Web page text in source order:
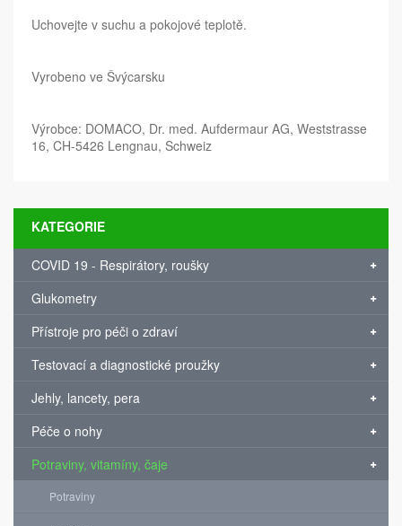
Uchovejte v suchu a pokojové teplotě.
Vyrobeno ve Švýcarsku
Výrobce: DOMACO, Dr. med. Aufdermaur AG, Weststrasse
16, CH-5426 Lengnau, Schweiz
KATEGORIE
COVID 19 - Respirátory, roušky
Glukometry
Přístroje pro péči o zdraví
Testovací a diagnostické proužky
Jehly, lancety, pera
Péče o nohy
Potraviny, vitamíny, čaje
Potraviny